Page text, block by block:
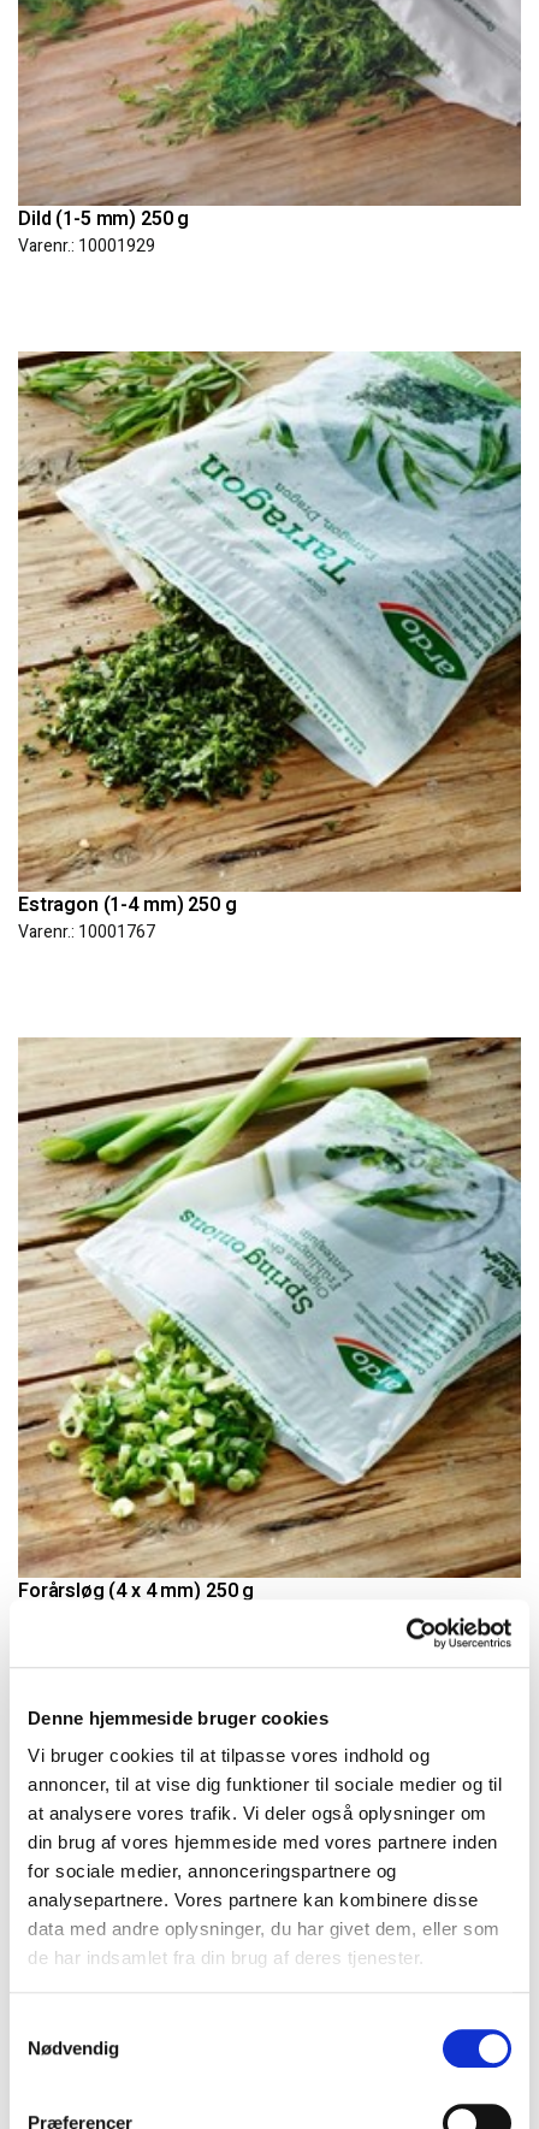
Denne hjemmeside bruger cookies
Vi bruger cookies til at tilpasse vores indhold og
annoncer, til at vise dig funktioner til sociale medier og til
at analysere vores trafik. Vi deler også oplysninger om
din brug af vores hjemmeside med vores partnere inden
for sociale medier, annonceringspartnere og
analysepartnere. Vores partnere kan kombinere disse
data med andre oplysninger, du har givet dem, eller som
de har indsamlet fra din brug af deres tjenester.
Nødvendig
Præferencer
Dild (1-5 mm) 250 g
Varenr.: 10001929
Estragon (1-4 mm) 250 g
Varenr.: 10001767
Forårsløg (4 x 4 mm) 250 g